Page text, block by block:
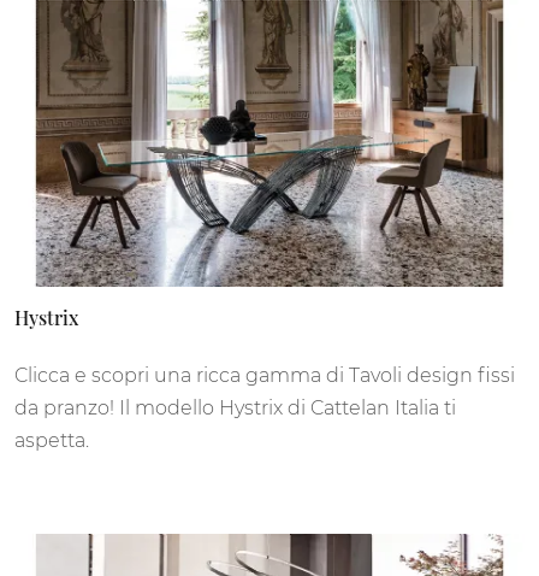
Hystrix
Clicca e scopri una ricca gamma di Tavoli design fissi
da pranzo! Il modello Hystrix di Cattelan Italia ti
aspetta.